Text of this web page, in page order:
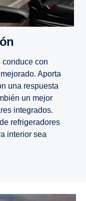
conduce con
Aporta
una respuesta
un mejor
integrados.
refrigeradores
interior sea